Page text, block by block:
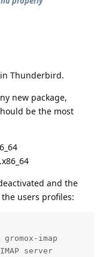
Thunderbird.
new package,
be the most
and the
users profiles:
imap
server